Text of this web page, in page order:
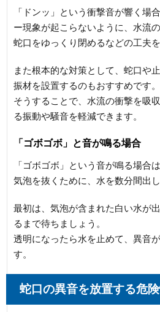
「ドンッ」という衝撃音が響く場
ー現象が起こらないように、水流
蛇口をゆっくり閉めるなどの工夫
また根本的な対策として、蛇口や
振材を設置するのもおすすめです。
そうすることで、水流の衝撃を吸
る振動や騒音を軽減できます。
「ゴボゴボ」と音が鳴る場合
「ゴボゴボ」という音が鳴る場合
気泡を抜くために、水を数分間出
最初は、気泡が含まれた白い水が
るまで待ちましょう。
透明になったら水を止めて、異音
す。
蛇口の異音を放置する危